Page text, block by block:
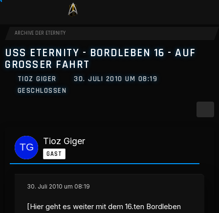
ARCHIVE DER ETERNITY
USS ETERNITY - BORDLEBEN 16 - AUF
GROSSER FAHRT
TIOZ GIGER
30. JULI 2010 UM 08:19
GESCHLOSSEN
Tioz Giger
GAST
30. Juli 2010 um 08:19
[Hier geht es weiter mit dem 16.ten Bordleben